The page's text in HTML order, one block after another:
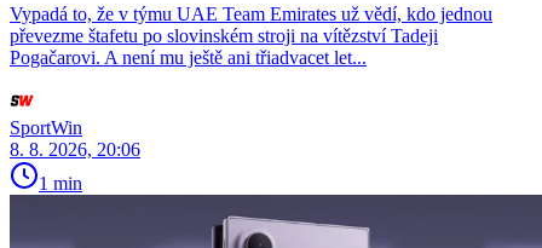
Vypadá to, že v týmu UAE Team Emirates už vědí, kdo jednou
převezme štafetu po slovinském stroji na vítězství Tadeji
Pogačarovi. A není mu ještě ani třiadvacet let...
SportWin
8. 8. 2026, 20:06
1 min